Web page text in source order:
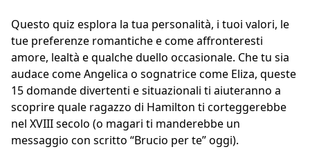
Questo quiz esplora la tua personalità, i tuoi valori, le
tue preferenze romantiche e come affronteresti
amore, lealtà e qualche duello occasionale. Che tu sia
audace come Angelica o sognatrice come Eliza, queste
15 domande divertenti e situazionali ti aiuteranno a
scoprire quale ragazzo di Hamilton ti corteggerebbe
nel XVIII secolo (o magari ti manderebbe un
messaggio con scritto “Brucio per te” oggi).